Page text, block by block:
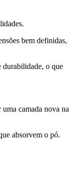
bem definidas,
durabilidade, o que
camada nova na
absorvem o pó.